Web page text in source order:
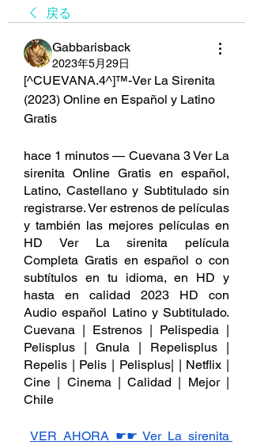
戻る
Gabbarisback
2023年5月29日
[^CUEVANA.4^]™-Ver La Sirenita
(2023) Online en Español y Latino
Gratis
hace 1 minutos — Cuevana 3 Ver La
sirenita Online Gratis en español,
Latino, Castellano y Subtitulado sin
registrarse. Ver estrenos de películas
y también las mejores películas en
HD Ver La sirenita película
Completa Gratis en español o con
subtítulos en tu idioma, en HD y
hasta en calidad 2023 HD con
Audio español Latino y Subtitulado.
Cuevana | Estrenos | Pelispedia |
Pelisplus | Gnula | Repelisplus |
Repelis | Pelis | Pelisplus| | Netflix |
Cine | Cinema | Calidad | Mejor |
Chile
VER AHORA ☛☛ Ver La sirenita